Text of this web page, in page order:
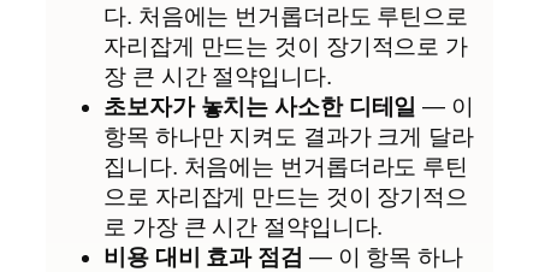
다. 처음에는 번거롭더라도 루틴으로
자리잡게 만드는 것이 장기적으로 가
장 큰 시간 절약입니다.
초보자가 놓치는 사소한 디테일 — 이
항목 하나만 지켜도 결과가 크게 달라
집니다. 처음에는 번거롭더라도 루틴
으로 자리잡게 만드는 것이 장기적으
로 가장 큰 시간 절약입니다.
비용 대비 효과 점검 — 이 항목 하나